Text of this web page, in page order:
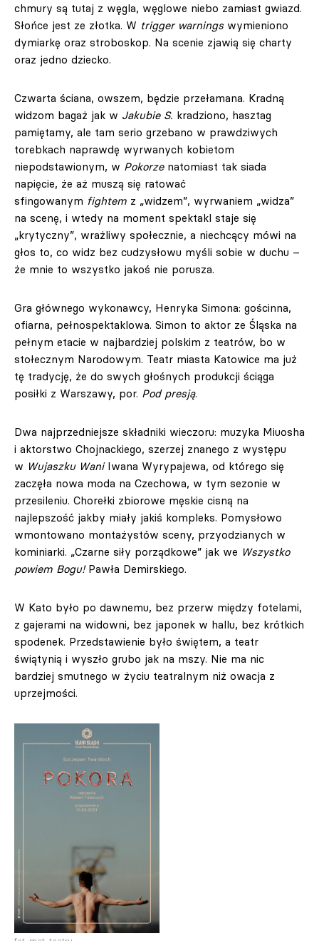
chmury są tutaj z węgla, węglowe niebo zamiast gwiazd.
Słońce jest ze złotka. W trigger warnings wymieniono
dymiarkę oraz stroboskop. Na scenie zjawią się charty
oraz jedno dziecko.
Czwarta ściana, owszem, będzie przełamana. Kradną
widzom bagaż jak w Jakubie S. kradziono, hasztag
pamiętamy, ale tam serio grzebano w prawdziwych
torebkach naprawdę wyrwanych kobietom
niepodstawionym, w Pokorzenatomiast tak siada
napięcie, że aż muszą się ratować
sfingowanym fightem z „widzem”, wyrwaniem „widza”
na scenę, i wtedy na moment spektakl staje się
„krytyczny”, wrażliwy społecznie, a niechcący mówi na
głos to, co widz bez cudzysłowu myśli sobie w duchu –
że mnie to wszystko jakoś nie porusza.
Gra głównego wykonawcy, Henryka Simona: gościnna,
ofiarna, pełnospektaklowa. Simon to aktor ze Śląska na
pełnym etacie w najbardziej polskim z teatrów, bo w
stołecznym Narodowym. Teatr miasta Katowice ma już
tę tradycję, że do swych głośnych produkcji ściąga
posiłki z Warszawy, por. Pod presją.
Dwa najprzedniejsze składniki wieczoru: muzyka Miuosha
i aktorstwo Chojnackiego, szerzej znanego z występu
w Wujaszku WaniIwana Wyrypajewa, od którego się
zaczęła nowa moda na Czechowa, w tym sezonie w
przesileniu. Chorełki zbiorowe męskie cisną na
najlepszość jakby miały jakiś kompleks. Pomysłowo
wmontowano montażystów sceny, przyodzianych w
kominiarki. „Czarne siły porządkowe” jak we Wszystko
powiem Bogu!Pawła Demirskiego.
W Kato było po dawnemu, bez przerw między fotelami,
z gajerami na widowni, bez japonek w hallu, bez krótkich
spodenek. Przedstawienie było świętem, a teatr
świątynią i wyszło grubo jak na mszy. Nie ma nic
bardziej smutnego w życiu teatralnym niż owacja z
uprzejmości.